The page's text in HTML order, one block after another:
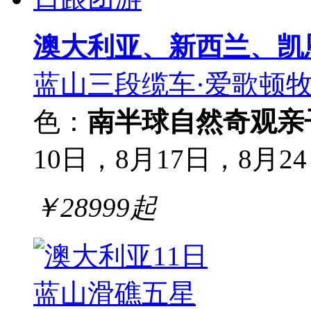
澳大利亚、新西兰、
蓝山三段缆车·爱歌顿
色： 南半球自然奇观亲
10日，8月17日，8月
￥28999起